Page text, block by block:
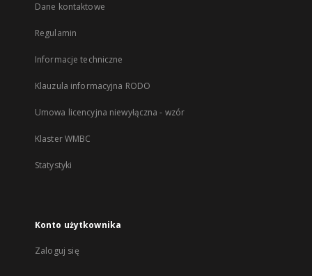
Dane kontaktowe
Regulamin
Informacje techniczne
Klauzula informacyjna RODO
Umowa licencyjna niewyłączna - wzór
Klaster WMBC
Statystyki
Konto użytkownika
Zaloguj się